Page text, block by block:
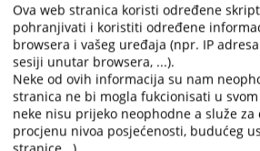
Datum od
Navigate
forward
to
interact
Datum do
Ova web stranica koristi određene
pohranjivati i koristiti određene
browsera i vašeg uređaja (npr. IP
sesiji unutar browsera, ...).
Neke od ovih informacija su nam
stranica ne bi mogla fukcionisati u
neke nisu prijeko neophodne a služe
procjenu nivoa posjećenosti, budućeg